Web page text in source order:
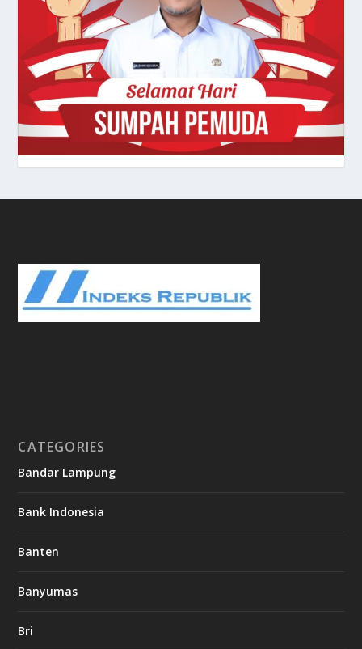
CATEGORIES
Bandar Lampung
Bank Indonesia
Banten
Banyumas
Bri